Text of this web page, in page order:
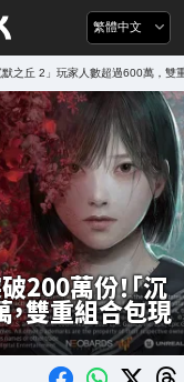
繁體中文
之丘 2」玩家人數超過600萬，雙
200萬份！「沉
雙重組合包現